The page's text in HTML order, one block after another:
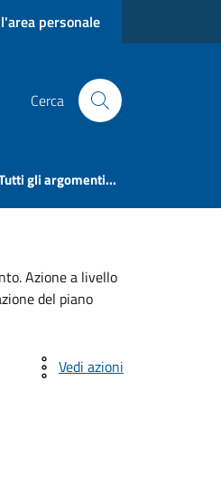
personale
Cerca
gli argomenti...
Azione a livello
del piano
Vedi azioni